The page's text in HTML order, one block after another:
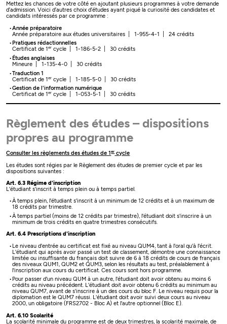
Mettez les chances de votre côté en ajoutant plusieurs programmes à votre demande
d’admission. Voici d’autres choix d’études ayant piqué la curiosité des candidates et
candidats intéressés par ce programme :
Année préparatoire
Année préparatoire aux études universitaires | 1-955-4-1 | 24 crédits
Pratiques rédactionnelles
Certificat de 1 ercycle | 1-186-5-2 | 30 crédits
Études anglaises
Mineure | 1-135-4-0 | 30 crédits
Traduction 1
Certificat de 1ercycle | 1-185-5-0 | 30 crédits
Gestion de l'information numérique
Certificat de 1 ercycle | 1-053-5-1 | 30 crédits
Règlement des études – dispositions
propres au programme
Consulter les règlements des études de 1ercycle
Les études sont régies par le Règlement des études de premier cycle et par les
dispositions suivantes :
Art. 6.3 Régime d'inscription
L'étudiant s'inscrit à temps plein ou à temps partiel.
À temps plein, l'étudiant s'inscrit à un minimum de 12 crédits et à un maximum de
18 crédits par trimestre.
À temps partiel (moins de 12 crédits par trimestre), l'étudiant doit s'inscrire à un
minimum de trois crédits en quatre trimestres consécutifs.
Art. 6.4 Prescriptions d'inscription
Le niveau d'entrée au certificat est fixé au niveau QUM4, tant à l'oral qu'à l'écrit.
L'étudiant qui après avoir passé un test de classement, démontre une connaissance
limitée ou insuffisante du français doit suivre de 6 à 18 crédits de cours de français
des niveaux QUM1, QUM2 et QUM3, selon les résultats au test, préalablement à
l'inscription aux cours du certificat. Ces cours sont hors programme.
Pour passer d'un niveau QUM à un autre, l'étudiant doit avoir obtenu au moins 6
crédits au niveau précédent. L'étudiant doit avoir obtenu 6 crédits au minimum au
niveau QUM7, avant de s'inscrire à un des cours du bloc F. Le niveau requis pour la
diplomation est le QUM7 réussi. L'étudiant doit avoir suivi deux cours au niveau
2000, un obligatoire (FRS2702 - Bloc A) et l'autre optionnel (Bloc E).
Art. 6.10 Scolarité
La scolarité minimale du programme est de deux trimestres, la scolarité maximale, de